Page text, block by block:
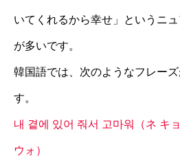
いてくれるから幸せ」というニ
が多いです。
韓国語では、次のようなフレー
す。
내 곁에 있어 줘서 고마워（ネ キ
ウォ）